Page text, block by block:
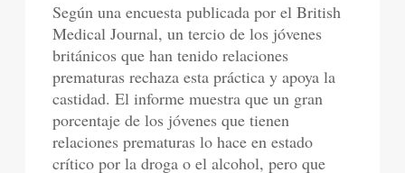
Según una encuesta publicada por el British
Medical Journal, un tercio de los jóvenes
británicos que han tenido relaciones
prematuras rechaza esta práctica y apoya la
castidad. El informe muestra que un gran
porcentaje de los jóvenes que tienen
relaciones prematuras lo hace en estado
crítico por la droga o el alcohol, pero que